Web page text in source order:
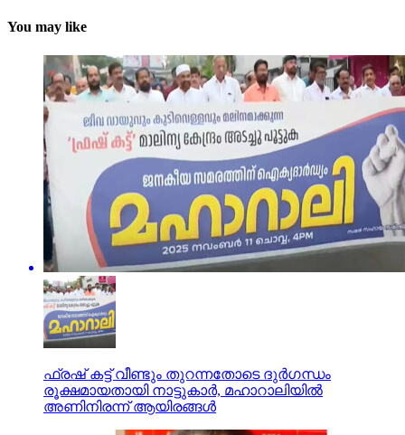
You may like
ഫ്രഷ് കട്ട് വീണ്ടും തുറന്നതോടെ ദുര്‍ഗന്ധം
രൂക്ഷമായതായി നാട്ടുകാര്‍, മഹാറാലിയില്‍
അണിനിരന്ന് ആയിരങ്ങള്‍